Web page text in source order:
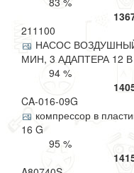
211100
НАСОС
МИН, 3 АДАПТЕРА 12 В
94 %
CA-016-09G
компрессор в
16 G
95 %